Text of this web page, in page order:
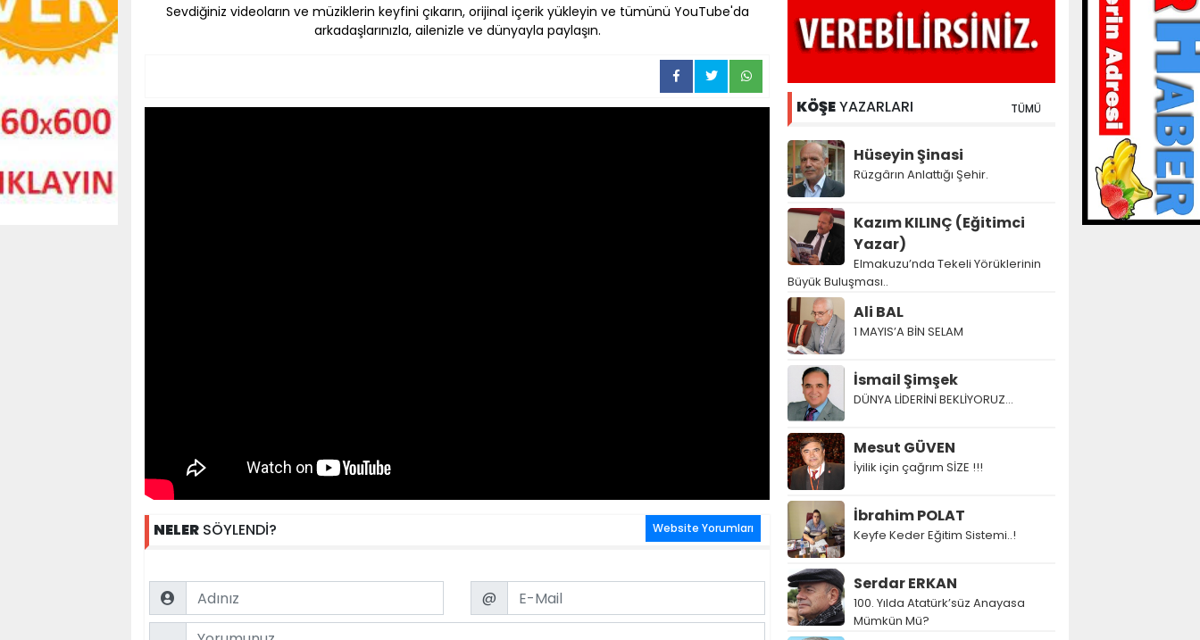
Sevdiğiniz videoların ve müziklerin keyfini çıkarın, orijinal içerik yükleyin ve tümünü YouTube'da
arkadaşlarınızla, ailenizle ve dünyayla paylaşın.
NELER SÖYLENDİ? Website Yorumları
Name Email
@
Comment
KÖŞEYAZARLARI TÜMÜ
Hüseyin Şinasi
Rüzgârın Anlattığı Şehir.
Kazım KILINÇ (Eğitimci
Yazar)
Elmakuzu’nda Tekeli Yörüklerinin
Büyük Buluşması..
Ali BAL
1 MAYIS’A BİN SELAM
İsmail Şimşek
DÜNYA LİDERİNİ BEKLİYORUZ…
Mesut GÜVEN
İyilik için çağrım SİZE !!!
İbrahim POLAT
Keyfe Keder Eğitim Sistemi..!
Serdar ERKAN
100. Yılda Atatürk’süz Anayasa
Mümkün Mü?